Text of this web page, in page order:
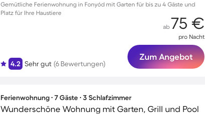
Gemütliche Ferienwohnung in Fonyód mit Garten für bis zu 4 Gäste und
Platz für Ihre Haustiere
4.2 Sehr gut (6 Bewertungen)
ab 75 €
pro Nacht
Zum Angebot
Ferienwohnung ∙ 7 Gäste ∙ 3 Schlafzimmer
Wunderschöne Wohnung mit Garten, Grill und Pool